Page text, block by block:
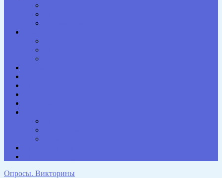
Опросы. Викторины